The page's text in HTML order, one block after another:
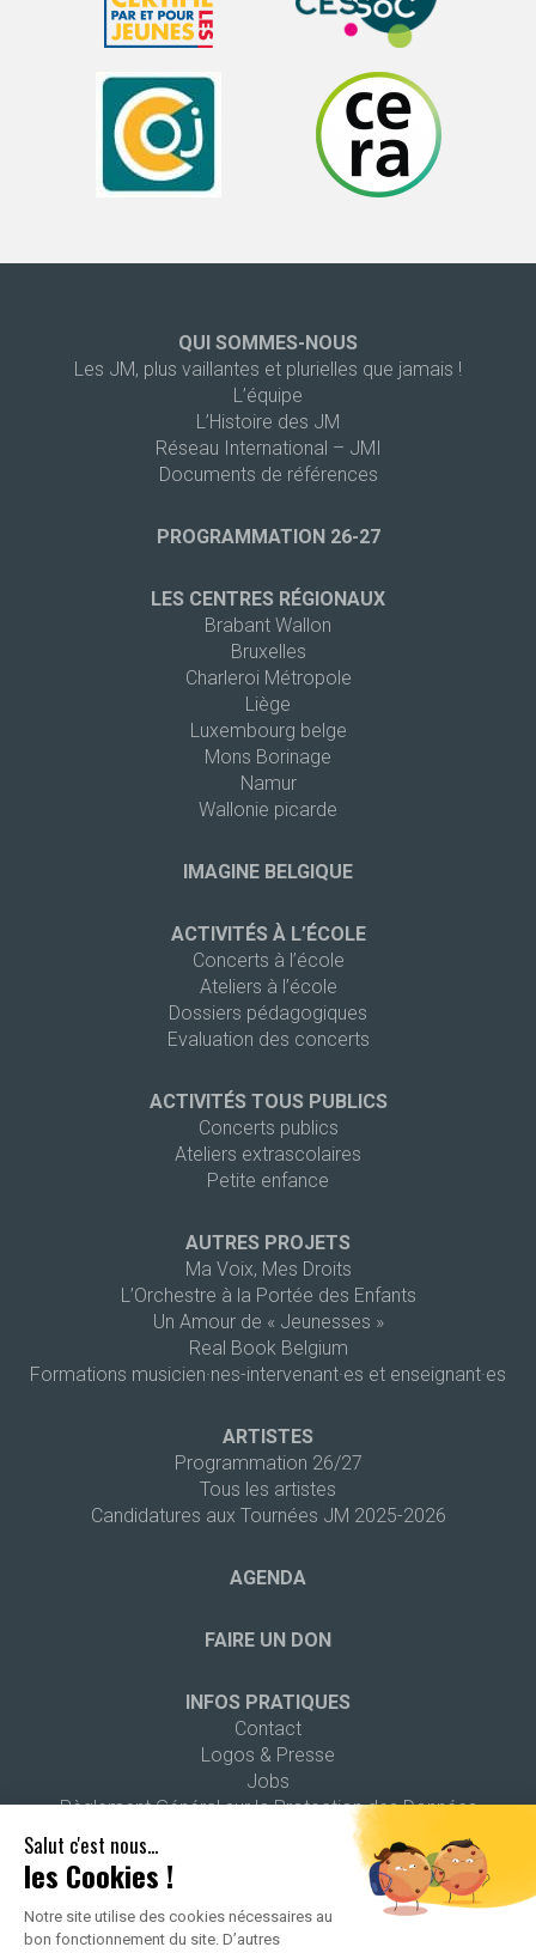
Salut c'est nous...
les Cookies !
Notre site utilise des cookies nécessaires au
bon fonctionnement du site. D’autres
QUI SOMMES-NOUS
Les JM, plus vaillantes et plurielles que jamais !
L’équipe
L’Histoire des JM
Réseau International – JMI
Documents de références
PROGRAMMATION 26-27
LES CENTRES RÉGIONAUX
Brabant Wallon
Bruxelles
Charleroi Métropole
Liège
Luxembourg belge
Mons Borinage
Namur
Wallonie picarde
IMAGINE BELGIQUE
ACTIVITÉS À L’ÉCOLE
Concerts à l’école
Ateliers à l’école
Dossiers pédagogiques
Evaluation des concerts
ACTIVITÉS TOUS PUBLICS
Concerts publics
Ateliers extrascolaires
Petite enfance
AUTRES PROJETS
Ma Voix, Mes Droits
L’Orchestre à la Portée des Enfants
Un Amour de « Jeunesses »
Real Book Belgium
Formations musicien·nes-intervenant·es et enseignant·es
ARTISTES
Programmation 26/27
Tous les artistes
Candidatures aux Tournées JM 2025-2026
AGENDA
FAIRE UN DON
INFOS PRATIQUES
Contact
Logos & Presse
Jobs
Règlement Général sur la Protection des Données
2026 ALL RIGHTS RESERVED -POLITIQUE DE CONFIDENTIALITÉ